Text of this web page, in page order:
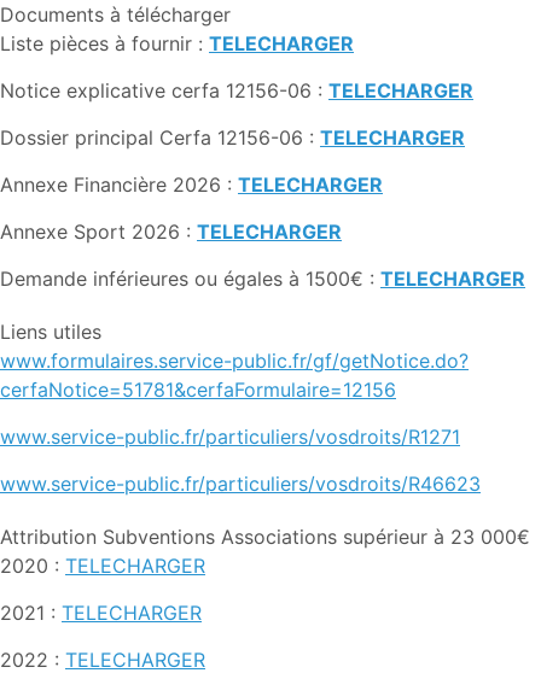
Documents à télécharger
Liste pièces à fournir : TELECHARGER
Notice explicative cerfa 12156-06 : TELECHARGER
Dossier principal Cerfa 12156-06 : TELECHARGER
Annexe Financière 2026 : TELECHARGER
Annexe Sport 2026 : TELECHARGER
Demande inférieures ou égales à 1500€ : TELECHARGER
Liens utiles
www.formulaires.service-public.fr/gf/getNotice.do?
cerfaNotice=51781&cerfaFormulaire=12156
www.service-public.fr/particuliers/vosdroits/R1271
www.service-public.fr/particuliers/vosdroits/R46623
Attribution Subventions Associations supérieur à 23 000€
2020 : TELECHARGER
2021 : TELECHARGER
2022 : TELECHARGER